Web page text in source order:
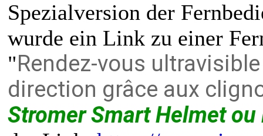
Spezialversion der
wurde ein Link zu einer
"Rendez-vous
direction grâce aux
Stromer Smart Helmet ou